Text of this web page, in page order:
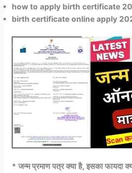
how to apply birth certificate
birth certificate online apply
* जन्म प्रमाण पत्र क्या है, इसका फायदा